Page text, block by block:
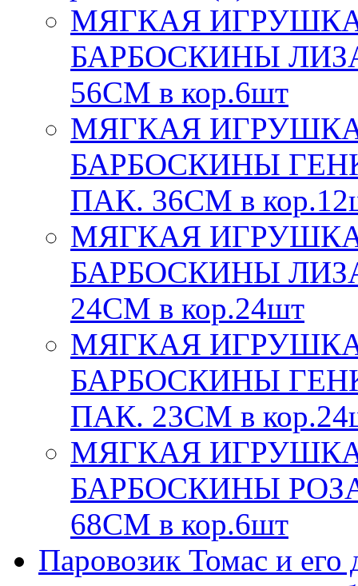
МЯГКАЯ
БАРБОСКИНЫ
56СМ в кор.6шт
МЯГКАЯ
БАРБОСКИНЫ
ПАК. 36СМ в
МЯГКАЯ
БАРБОСКИНЫ
24СМ в кор.24шт
МЯГКАЯ
БАРБОСКИНЫ
ПАК. 23СМ в
МЯГКАЯ
БАРБОСКИНЫ
68СМ в кор.6шт
Паровозик Томас и его